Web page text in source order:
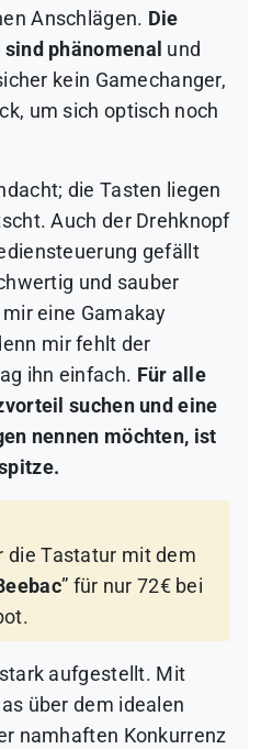
Anschlägen. Die
phänomenal und
kein Gamechanger,
um sich optisch noch
die Tasten liegen
Auch der Drehknopf
gefällt
und sauber
eine Gamakay
mir fehlt der
ihn einfach. Für alle
suchen und eine
nennen möchten, ist
die Tastatur mit dem
” für nur 72€ bei
aufgestellt. Mit
über dem idealen
namhaften Konkurrenz